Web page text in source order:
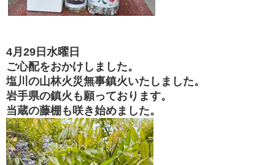
4月29 日水曜日
ご心配をおかけしました。
塩川の山林火災無事鎮火いたしました。
岩手県の鎮火も願っております。
当蔵の藤棚も咲き始めました。